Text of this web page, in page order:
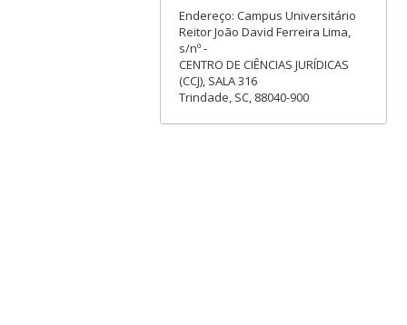
Endereço: Campus Universitário
Reitor João David Ferreira Lima,
s/nº -
CENTRO DE CIÊNCIAS JURÍDICAS
(CCJ), SALA 316
Trindade, SC, 88040-900